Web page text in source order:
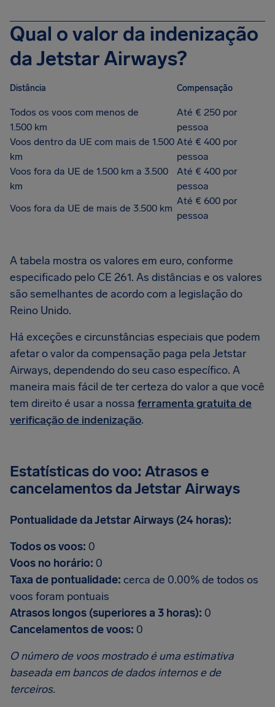
Qual o valor da indenização
da Jetstar Airways?
Distância Compensação
Todos os voos com menos de
1.500 km
Até € 250 por
pessoa
Voos dentro da UE com mais de 1.500
km
Até € 400 por
pessoa
Voos fora da UE de 1.500 km a 3.500
km
Até € 400 por
pessoa
Voos fora da UE de mais de 3.500 km
Até € 600 por
pessoa
A tabela mostra os valores em euro, conforme
especificado pelo CE 261. As distâncias e os valores
são semelhantes de acordo com a legislação do
Reino Unido.
Há exceções e circunstâncias especiais que podem
afetar o valor da compensação paga pela Jetstar
Airways, dependendo do seu caso específico. A
maneira mais fácil de ter certeza do valor a que você
tem direito é usar a nossa ferramenta gratuita de
verificação de indenização.
Estatísticas do voo: Atrasos e
cancelamentos da Jetstar Airways
Pontualidade da Jetstar Airways (24 horas):
Todos os voos: 0
Voos no horário: 0
Taxa de pontualidade: cerca de 0.00% de todos os
voos foram pontuais
Atrasos longos (superiores a 3 horas): 0
Cancelamentos de voos: 0
O número de voos mostrado é uma estimativa
baseada em bancos de dados internos e de
terceiros.